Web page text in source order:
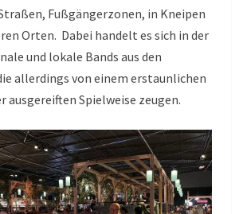
Fußgängerzonen, in Kneipen
Orten. Dabei handelt es sich in der
und lokale Bands aus den
allerdings von einem erstaunlichen
ausgereiften Spielweise zeugen.